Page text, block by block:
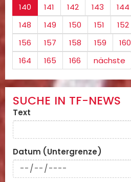
140
141 142 143 144
148
149 150 151 152
156
157 158 159 160
164
165 166 nächste
SUCHE IN TF-NEWS
Text
Datum (Untergrenze)